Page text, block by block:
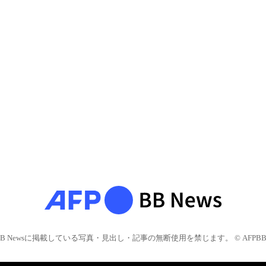
Newsに掲載している写真・見出し・記事の無断使用を禁じます。 © AFPBB